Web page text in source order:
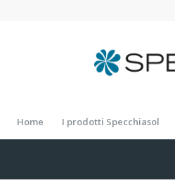
Home I prodotti Specchiasol